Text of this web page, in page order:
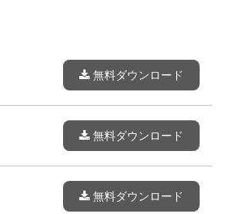
無料ダウンロード
無料ダウンロード
無料ダウンロード